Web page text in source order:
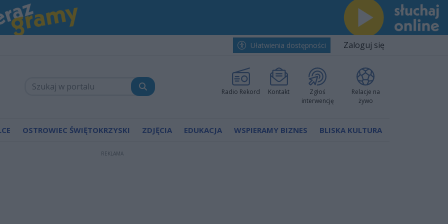
Ułatwienia dostępności Zaloguj się
Radio Rekord Kontakt
Zgłoś
interwencję
Relacje na
żywo
OSTROWIEC ŚWIĘTOKRZYSKI ZDJĘCIA EDUKACJA WSPIERAMY BIZNES BLISKA KULTURA
REKLAMA